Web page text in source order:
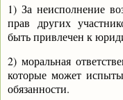
1) За неисполнение
прав других
быть привлечен к
2) моральная
которые может
обязанности.